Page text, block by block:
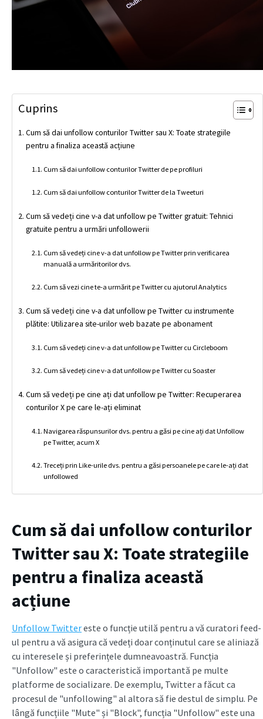
Cuprins
Cum să dai unfollow conturilor Twitter sau X: Toate strategiile
pentru a finaliza această acțiune
Cum să dai unfollow conturilor Twitter de pe profiluri
Cum să dai unfollow conturilor Twitter de la Tweeturi
Cum să vedeți cine v-a dat unfollow pe Twitter gratuit: Tehnici
gratuite pentru a urmări unfollowerii
Cum să vedeți cine v-a dat unfollow pe Twitter prin verificarea
manuală a urmăritorilor dvs.
Cum să vezi cine te-a urmărit pe Twitter cu ajutorul Analytics
Cum să vedeți cine v-a dat unfollow pe Twitter cu instrumente
plătite: Utilizarea site-urilor web bazate pe abonament
Cum să vedeți cine v-a dat unfollow pe Twitter cu Circleboom
Cum să vedeți cine v-a dat unfollow pe Twitter cu Soaster
Cum să vedeți pe cine ați dat unfollow pe Twitter: Recuperarea
conturilor X pe care le-ați eliminat
Navigarea răspunsurilor dvs. pentru a găsi pe cine ați dat Unfollow
pe Twitter, acum X
Treceți prin Like-urile dvs. pentru a găsi persoanele pe care le-ați dat
unfollowed
Cum să dai unfollow conturilor
Twitter sau X: Toate strategiile
pentru a finaliza această
acțiune
Unfollow Twittereste o funcție utilă pentru a vă curatori feed-
ul pentru a vă asigura că vedeți doar conținutul care se aliniază
cu interesele și preferințele dumneavoastră. Funcția
"Unfollow" este o caracteristică importantă pe multe
platforme de socializare. De exemplu, Twitter a făcut ca
procesul de "unfollowing" al altora să fie destul de simplu. Pe
lângă funcțiile "Mute" și "Block", funcția "Unfollow" este una